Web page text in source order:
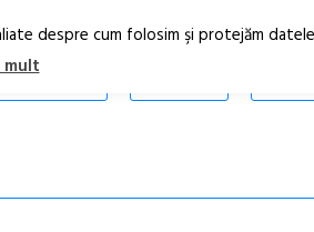
despre cum folosim şi protejăm
mult